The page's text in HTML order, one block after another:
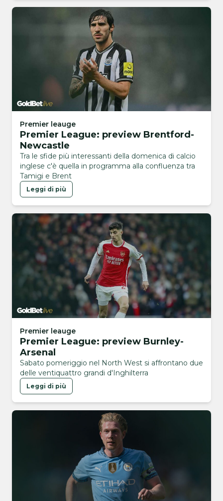
Premier leauge
Premier League: preview Brentford-
Newcastle
Tra le sfide più interessanti della domenica di calcio
inglese c'è quella in programma alla confluenza tra
Tamigi e Brent
Leggi di più
Premier leauge
Premier League: preview Burnley-
Arsenal
Sabato pomeriggio nel North West si affrontano due
delle ventiquattro grandi d'Inghilterra
Leggi di più